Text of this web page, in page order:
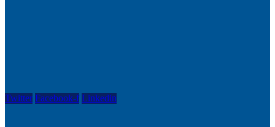
Twitter Facebook-f Linkedin